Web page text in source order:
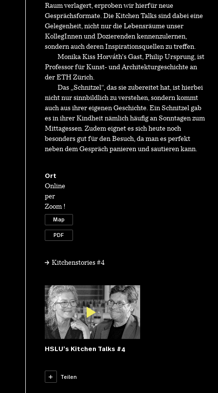
Raum verlagert, erproben wir hierfür neue
Gesprächsformate. Die Kitchen Talks sind dabei eine
Gelegenheit, nicht nur die Lebensräume unser
KollegInnen und Dozierenden kennenzulernen,
sondern auch deren Inspirationsquellen zu treffen.
Monika Kiss Horváth's Gast, Philip Ursprung, ist
Professor für Kunst- und Architekturgeschichte an
der ETH Zürich.
Das „Schnitzel“, das sie zubereitet hat, ist hierbei
nicht nur sinnbildlich zu verstehen, sondern kommt
auch aus ihrer eigenen Geschichte. Ein Schnitzel gab
es in ihrer Kindheit nämlich häufig an Sonntagen zum
Mittagessen. Zudem eignet es sich heute noch
besonders gut für den Besuch, da man es perfekt
neben dem Gespräch panieren und sautieren kann.
Ort
Online
per
Zoom !
Map
PDF
Kitchenstories #4
HSLU’s Kitchen Talks #4
Teilen